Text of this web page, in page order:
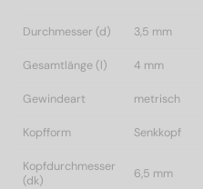
Durchmesser (d) 3,5 mm
Gesamtlänge (l) 4 mm
Gewindeart metrisch
Kopfform Senkkopf
Kopfdurchmesser
(dk)
6,5 mm